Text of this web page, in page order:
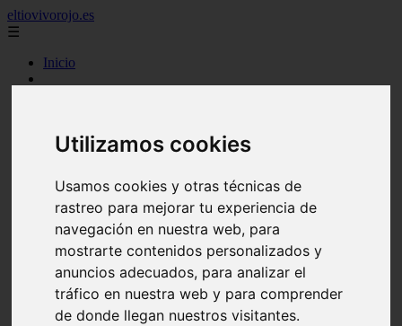
Utilizamos cookies
Usamos cookies y otras técnicas de
rastreo para mejorar tu experiencia de
navegación en nuestra web, para
mostrarte contenidos personalizados y
anuncios adecuados, para analizar el
tráfico en nuestra web y para comprender
de donde llegan nuestros visitantes.
eltiovivorojo.es
☰
Inicio
carnes
huevos
mariscos
otros
postres
producto
reposteria
venezuela
verduras